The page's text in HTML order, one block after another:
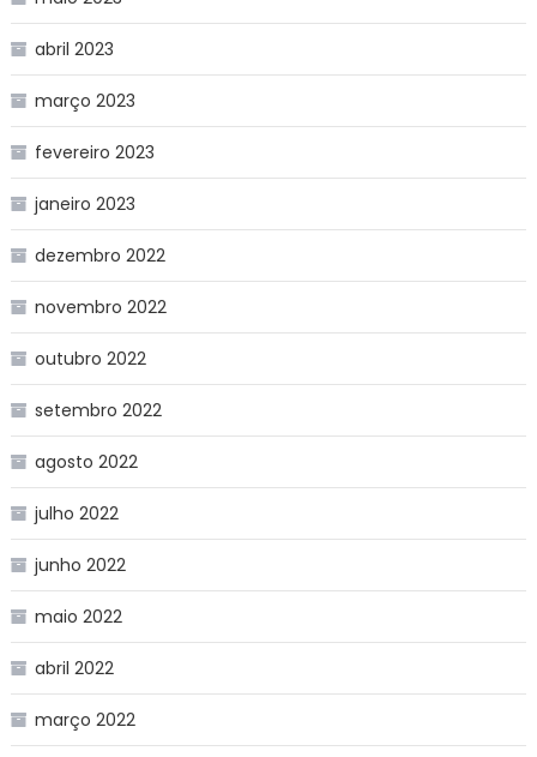
abril 2023
março 2023
fevereiro 2023
janeiro 2023
dezembro 2022
novembro 2022
outubro 2022
setembro 2022
agosto 2022
julho 2022
junho 2022
maio 2022
abril 2022
março 2022